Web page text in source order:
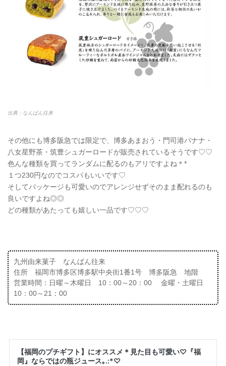
出典：なんばん往来
その他にも博多阪急では限定で、博多あまおう・門司港バナナ・
八女星野茶・筑豊シュガーロードが販売されているそうです♡♡
色んな種類を買ってランダムに配るのもアリですよね＊*
１つ230円なのでコスパもいいです♡
そしてパッケージも可愛いのでアレンジせずそのまま配れるのも
良いですよね◎◎
どの種類があたっても嬉しい一品です♡♡♡
九州由来菓子 なんばん往来
住所 福岡市博多区博多駅中央街1番1号 博多阪急 地階
営業時間：日曜～木曜日 10：00～20：00 金曜・土曜日
10：00～21：00